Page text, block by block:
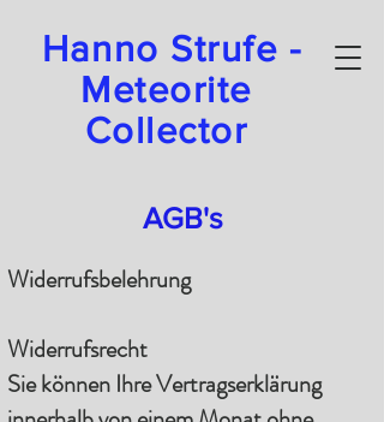
Hanno Strufe -
Meteorite
Collector
AGB's
Widerrufsbelehrung
Widerrufsrecht
Sie können Ihre Vertragserklärung